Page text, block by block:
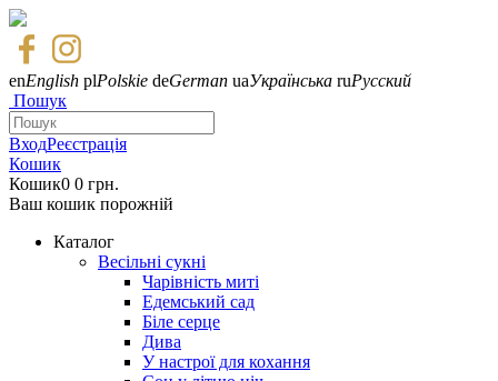
enEnglish plPolskie deGerman uaУкраїнська ruРусский
Пошук
ВходРеєстрація
Кошик
Кошик0 0 грн.
Ваш кошик порожній
Каталог
Весільні сукні
Чарівність миті
Едемський сад
Біле серце
Дива
У настрої для кохання